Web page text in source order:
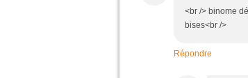
<br /> binome
bises<br />
Répondre